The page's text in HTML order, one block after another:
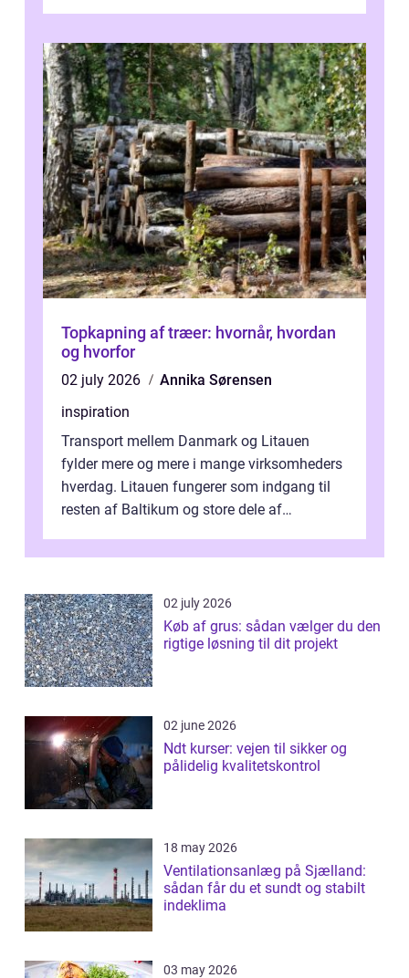
Topkapning af træer: hvornår, hvordan
og hvorfor
02 july 2026
Annika Sørensen
inspiration
Transport mellem Danmark og Litauen
fylder mere og mere i mange virksomheders
hverdag. Litauen fungerer som indgang til
resten af Baltikum og store dele af
02 july 2026
Køb af grus: sådan vælger du den
rigtige løsning til dit projekt
02 june 2026
Ndt kurser: vejen til sikker og
pålidelig kvalitetskontrol
18 may 2026
Ventilationsanlæg på Sjælland:
sådan får du et sundt og stabilt
indeklima
03 may 2026